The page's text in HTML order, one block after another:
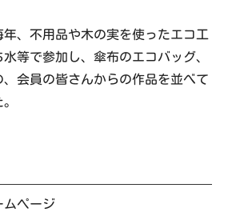
年、不用品や木の実を使ったエコ工
等で参加し、傘布のエコバッグ、
会員の皆さんからの作品を並べて
ムページ